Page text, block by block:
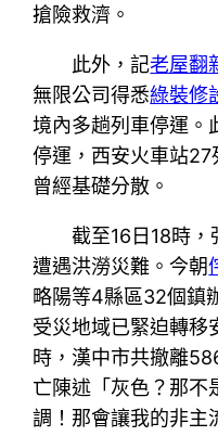
搶險救濟。
此外，記老屋翻
無限公司得悉綠裝修
境內多趟列車停運。
停運，西安火車站
曾經基礎分散。
截至16日18時
遭遇洪澇災難。今朝
略陽等4縣區32個鎮
受災地域已緊迫轉移
時，漢中市共撤離
亡陳述「灰色？那不
調！那會讓我的非主